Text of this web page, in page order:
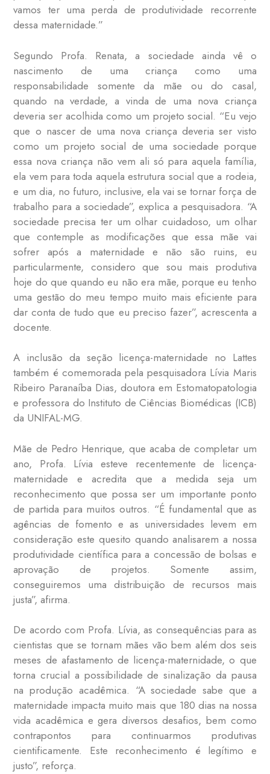
vamos ter uma perda de produtividade recorrente
dessa maternidade.”
Segundo Profa. Renata, a sociedade ainda vê o
nascimento de uma criança como uma
responsabilidade somente da mãe ou do casal,
quando na verdade, a vinda de uma nova criança
deveria ser acolhida como um projeto social. “Eu vejo
que o nascer de uma nova criança deveria ser visto
como um projeto social de uma sociedade porque
essa nova criança não vem ali só para aquela família,
ela vem para toda aquela estrutura social que a rodeia,
e um dia, no futuro, inclusive, ela vai se tornar força de
trabalho para a sociedade”, explica a pesquisadora. “A
sociedade precisa ter um olhar cuidadoso, um olhar
que contemple as modificações que essa mãe vai
sofrer após a maternidade e não são ruins, eu
particularmente, considero que sou mais produtiva
hoje do que quando eu não era mãe, porque eu tenho
uma gestão do meu tempo muito mais eficiente para
dar conta de tudo que eu preciso fazer”, acrescenta a
docente.
A inclusão da seção licença-maternidade no Lattes
também é comemorada pela pesquisadora Lívia Maris
Ribeiro Paranaíba Dias, doutora em Estomatopatologia
e professora do Instituto de Ciências Biomédicas (ICB)
da UNIFAL-MG.
Mãe de Pedro Henrique, que acaba de completar um
ano, Profa. Lívia esteve recentemente de licença-
maternidade e acredita que a medida seja um
reconhecimento que possa ser um importante ponto
de partida para muitos outros. “É fundamental que as
agências de fomento e as universidades levem em
consideração este quesito quando analisarem a nossa
produtividade científica para a concessão de bolsas e
aprovação de projetos. Somente assim,
conseguiremos uma distribuição de recursos mais
justa”, afirma.
De acordo com Profa. Lívia, as consequências para as
cientistas que se tornam mães vão bem além dos seis
meses de afastamento de licença-maternidade, o que
torna crucial a possibilidade de sinalização da pausa
na produção acadêmica. “A sociedade sabe que a
maternidade impacta muito mais que 180 dias na nossa
vida acadêmica e gera diversos desafios, bem como
contrapontos para continuarmos produtivas
cientificamente. Este reconhecimento é legítimo e
justo”, reforça.